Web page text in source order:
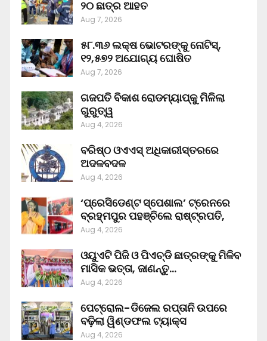
୨୦ ଛାତ୍ର ଆହତ
Aug 7, 2026
୫୮.୩୬ ଲକ୍ଷ ଭୋଟରଙ୍କୁ ନୋଟିସ୍‌,
୧୨,୫୭୨ ଅଯୋଗ୍ୟ ଘୋଷିତ
Aug 7, 2026
ଗଜପତି ବିକାଶ ରୋଡମ୍ୟାପ୍‌କୁ ମିଳିଲା
ଗୁରୁତ୍ୱ
Aug 4, 2026
ବରିଷ୍ଠ ଓଏଏସ୍‌ ଅଧିକାରୀସ୍ତରରେ
ଅଦଳବଦଳ
Aug 4, 2026
‘ପ୍ରେସିଡେଣ୍ଟ ସ୍ପେଶାଲ’ ଟ୍ରେନରେ
ବ୍ରହ୍ମପୁର ପହଞ୍ଚିଲେ ରାଷ୍ଟ୍ରପତି,
Aug 4, 2026
ଓୟୁଏଟି ପିଜି ଓ ପିଏଚ୍‌ଡି ଛାତ୍ରଙ୍କୁ ମିଳିବ
ମାସିକ ଭତ୍ତା, ଜାଣନ୍ତୁ…
Aug 4, 2026
ପେଟ୍ରୋଲ-ଡିଜେଲ ରପ୍ତାନି ଉପରେ
ବଢ଼ିଲା ୱିଣ୍ଡଫଲ ଟ୍ୟାକ୍ସ
Aug 4, 2026